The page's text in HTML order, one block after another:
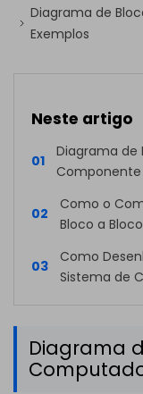
Diagrama de
Exemplos
Neste artigo
01
Diagrama de
Componente
02
Como o
Bloco a
03
Como
Sistema de
Diagrama